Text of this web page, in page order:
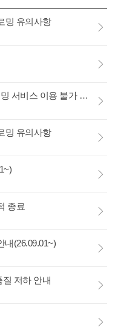
밍 유의사항
[공지] 이란 현지 통신 사정으로 인한 로밍 서비스 이용 불가 안내
밍 유의사항
종료
내(26.09.01~)
질 저하 안내